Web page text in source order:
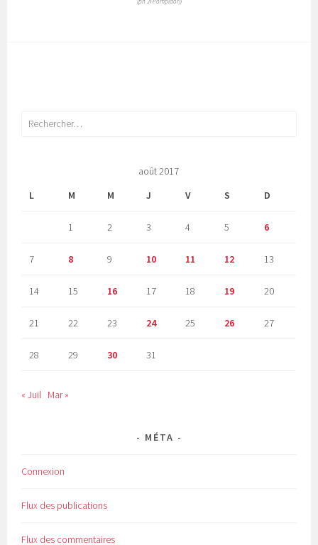
Rechercher :
août 2017
L
M M J V S D
1 2 3 4 5 6
7 8 9 10 11 12 13
14 15 16 17 18 19 20
21 22 23 24 25 26 27
28 29 30 31
« Juil Mar »
MÉTA
Connexion
Flux des publications
Flux des commentaires